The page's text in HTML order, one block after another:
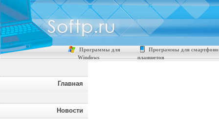
Программы для
Windows
Программы для
планшетов
Главная
Новости